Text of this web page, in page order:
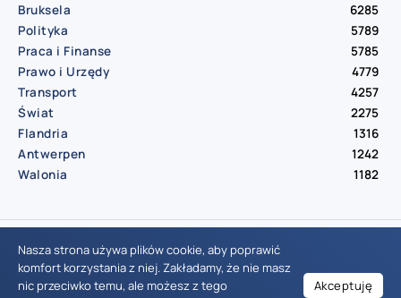
Bruksela
6285
Polityka
5789
Praca i Finanse
5785
Prawo i Urzędy
4779
Transport
4257
Świat
2275
Flandria
1316
Antwerpen
1242
Walonia
1182
© Aktualnosci.be – All Right Reserved 2016-2026
Nasza strona używa plików cookie, aby poprawić
komfort korzystania z niej. Zakładamy, że nie masz
nic przeciwko temu, ale możesz z tego
Akceptuję